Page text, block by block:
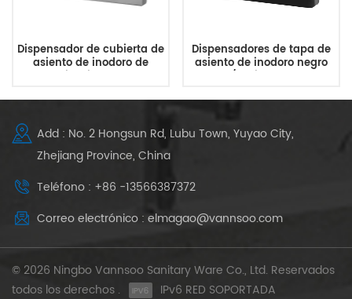
Dispensador de cubierta de
asiento de inodoro de
acero inoxidable para
suministro directo de
Dispensadores de tapa de
asiento de inodoro negro
de 1/2 pliegue para
Add : No. 2 Hongsun Rd, Lubu Town, Yuyao City,
Zhejiang Province, China
Teléfono : +86 -13566387372
Correo electrónico : elmagao@vannsoo.com
© 2026 Ningbo Vannsoo Sanitary Ware Co., Ltd. Reservados
todos los derechos .
IPv6 RED SOPORTADA